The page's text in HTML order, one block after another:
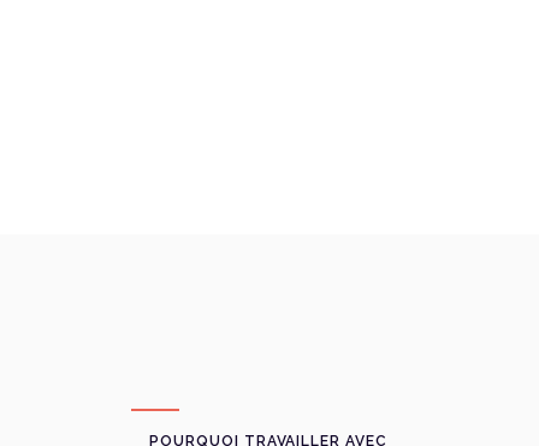
POURQUOI TRAVAILLER AVEC